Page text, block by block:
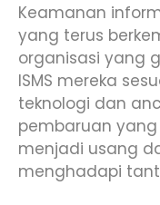
Keamanan
yang terus
organisasi yang
ISMS mereka
teknologi dan
pembaruan yang
menjadi usang
menghadapi